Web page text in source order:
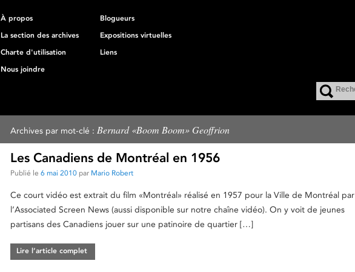
À propos
Blogueurs
La section des archives
Expositions virtuelles
Charte d'utilisation
Liens
Nous joindre
Archives par mot-clé : Bernard «Boom Boom» Geoffrion
Les Canadiens de Montréal en 1956
Publié le 6 mai 2010 par Mario Robert
Ce court vidéo est extrait du film «Montréal» réalisé en 1957 pour la Ville de Montréal par
l’Associated Screen News (aussi disponible sur notre chaîne vidéo). On y voit de jeunes
partisans des Canadiens jouer sur une patinoire de quartier […]
Lire l’article complet